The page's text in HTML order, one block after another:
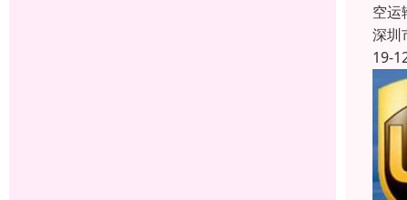
空运
深圳
19-